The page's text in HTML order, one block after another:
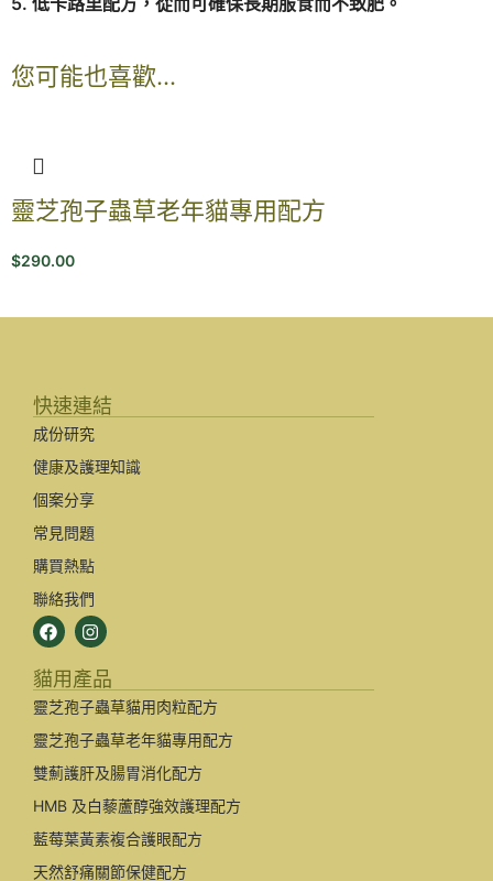
您可能也喜歡…
靈芝孢子蟲草老年貓專用配方
$290.00
快速連結
成份研究
健康及護理知識
個案分享
常見問題
購買熱點
聯絡我們
貓用產品
靈芝孢子蟲草貓用肉粒配方
靈芝孢子蟲草老年貓專用配方
雙薊護肝及腸胃消化配方
HMB 及白藜蘆醇強效護理配方
藍莓葉黃素複合護眼配方
天然舒痛關節保健配方